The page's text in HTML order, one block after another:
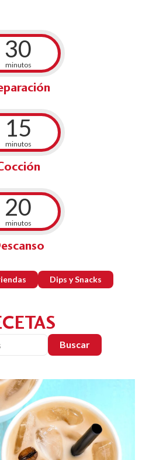
30
minutos
15
minutos
20
minutos
Dips y Snacks
Buscar